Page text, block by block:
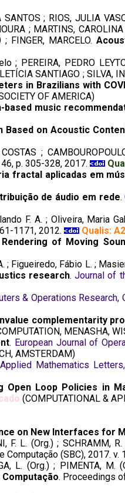
; RIOS, JULIA
; MARTINS,
FINGER, MARCELO.
; PEREIRA, PEDRO
SANTIAGO ; SILVA,
in Brazilians with
OF AMERICA)
based music
Based on Acoustic
;
46, p. 305-328, 2017.
fractal aplicadas em
de áudio em rede.
F. A. ; Oliveira, Maria
1171, 2012. Qualis: A2
of Moving
Fábio L. ;
research.Journal of
& Operations Research,
complementarity
MENASHA,
. European Journal of
AMSTERDAM)
Applied Mathematics
Open Loop Policies in
(COMPUTATIONAL &
on New Interfaces for
F. L. (Org.) ; SCHRAMM, R.
(SBC), 2017. v.
L. (Org.) ; PIMENTA, M.
. Proceedings